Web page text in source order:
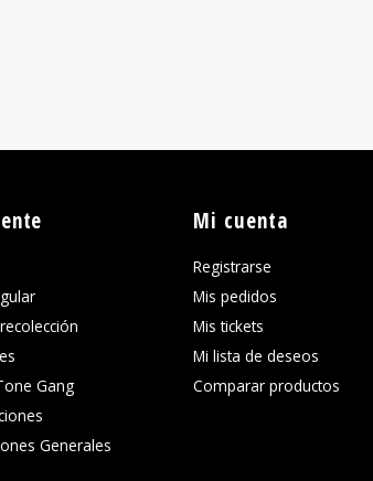
Gang
Generales
Mi cuenta
Registrarse
Mis pedidos
Mis tickets
Mi lista de deseos
Comparar productos